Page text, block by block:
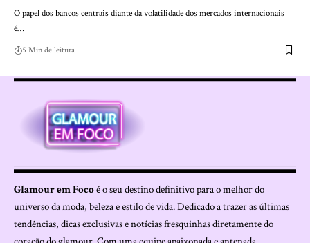
O papel dos bancos centrais diante da volatilidade dos mercados internacionais
é…
5 Min de leitura
Glamour em Focoé o seu destino definitivo para o melhor do
universo da moda, beleza e estilo de vida. Dedicado a trazer as últimas
tendências, dicas exclusivas e notícias fresquinhas diretamente do